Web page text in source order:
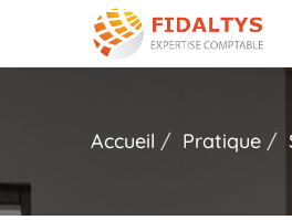
Accueil Pratique